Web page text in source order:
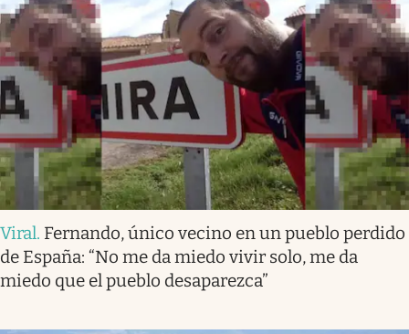
Viral. Fernando, único vecino en un pueblo perdido
de España: “No me da miedo vivir solo, me da
miedo que el pueblo desaparezca”